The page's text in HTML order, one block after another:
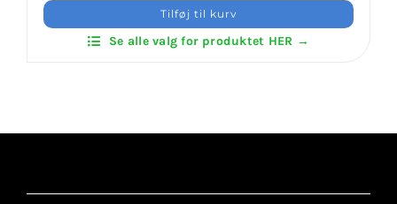
–
With
Tilføj til kurv
Se alle valg for produktet HER →